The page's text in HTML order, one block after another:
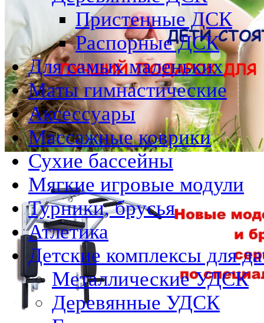
Пристенные ДСК
Распорные ДСК
Для самых маленьких
Маты гимнастические
Аксессуары
Массажные коврики
Сухие бассейны
Мягкие игровые модули
Турники, брусья
Атлетика
Детские комплексы для
Металлические УДСК
Деревянные УДСК